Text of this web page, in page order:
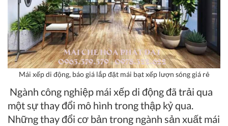
Mái xếp di động, báo giá lắp đặt mái bạt xếp lượn sóng giá rẻ
Ngành công nghiệp mái xếp di động đã trải qua
một sự thay đổi mô hình trong thập kỷ qua.
Những thay đổi cơ bản trong ngành sản xuất mái